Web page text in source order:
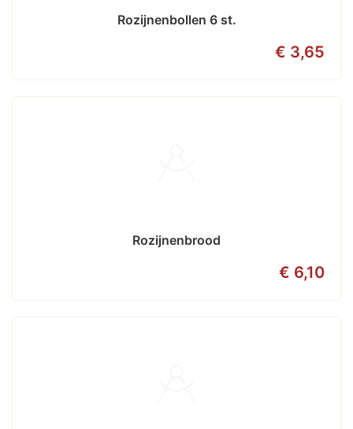
Rozijnenbollen 6 st.
€ 3,65
Rozijnenbrood
€ 6,10